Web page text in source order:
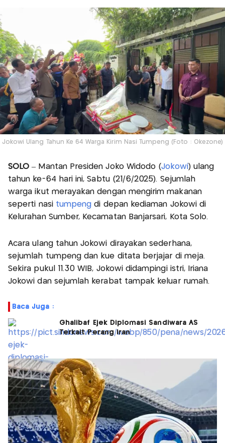
Jokowi Ulang Tahun Ke 64 Warga Kirim Nasi Tumpeng (Foto : Okezone)
SOLO– Mantan Presiden Joko Widodo (Jokowi) ulang
tahun ke-64 hari ini, Sabtu (21/6/2025). Sejumlah
warga ikut merayakan dengan mengirim makanan
seperti nasi tumpengdi depan kediaman Jokowi di
Kelurahan Sumber, Kecamatan Banjarsari, Kota Solo.
Acara ulang tahun Jokowi dirayakan sederhana,
sejumlah tumpeng dan kue ditata berjajar di meja.
Sekira pukul 11.30 WIB, Jokowi didampingi istri, Iriana
Jokowi dan sejumlah kerabat tampak keluar rumah.
Baca Juga :
Ghalibaf Ejek Diplomasi Sandiwara AS
Terkait Perang Iran